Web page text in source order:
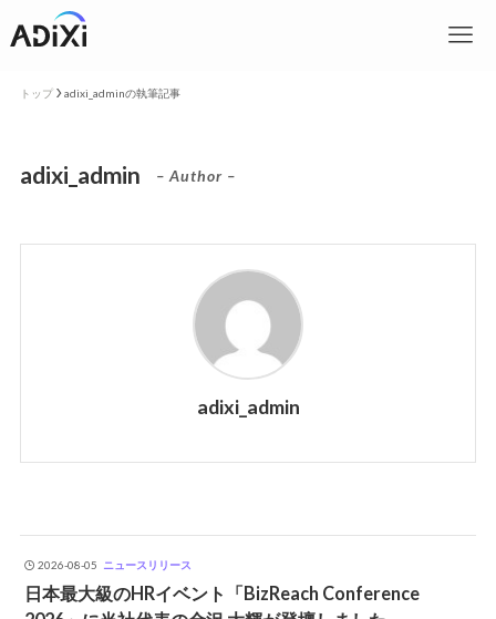
トップ adixi_adminの執筆記事
adixi_admin – Author –
adixi_admin
2026-08-05 ニュースリリース
日本最大級のHRイベント「BizReach Conference